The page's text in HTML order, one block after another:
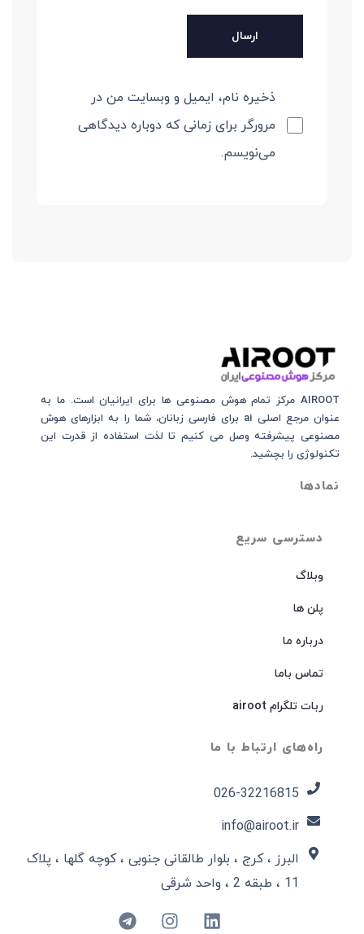
ذخیره نام، ایمیل و وبسایت من در
مرورگر برای زمانی که دوباره دیدگاهی
می‌نویسم.
دسترسی سریع
وبلاگ
پلن ها
درباره ما
تماس باما
ربات تلگرام airoot
راه‌های ارتباط با ما
026-32216815​
info@airoot.ir
البرز ، کرج ، بلوار طالقانی جنوبی ، کوچه گلها ، پلاک
11 ، طبقه 2 ، واحد شرقی
AIROOT مرکز تمام هوش مصنوعی‌‌‌ ها برای ایرانیان است. ما به
عنوان مرجع اصلی ai برای فارسی زبانان، شما را به ابزارهای هوش
مصنوعی پیشرفته وصل می کنیم تا لذت استفاده از قدرت این
تکنولوژی را بچشید.
نمادها